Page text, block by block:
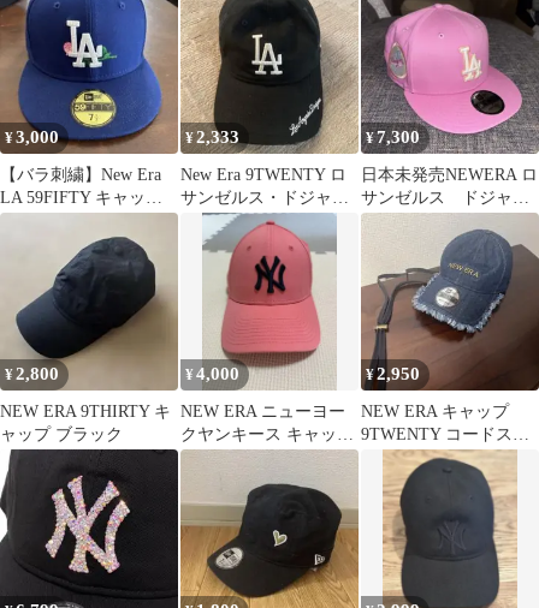
¥3,000
【バラ刺繍】New Era
LA 59FIFTY キャップ 7
1/2
¥2,333
New Era 9TWENTY ロ
サンゼルス・ドジャー
ス キャップ
¥7,300
日本未発売NEWERA ロ
サンゼルス ドジャー
ス 9FIFTY ピンク キ
¥2,800
NEW ERA 9THIRTY キ
ャップ ブラック
¥4,000
NEW ERA ニューヨー
クヤンキース キャップ
ピンク
¥2,950
NEW ERA キャップ
9TWENTY コードスト
ラップ Cut offデニム